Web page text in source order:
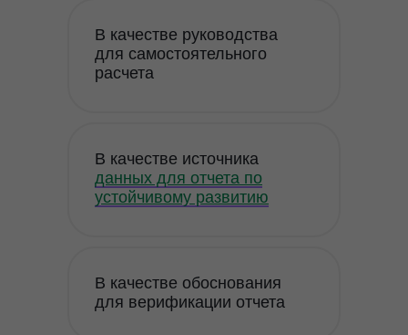
В качестве руководства
для самостоятельного
расчета
В качестве источника
данных для отчета по
устойчивому развитию
В качестве обоснования
для верификации отчета